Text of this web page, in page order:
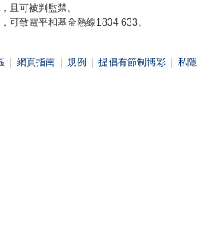
且可被判監禁。
可致電平和基金熱線1834 633。
網頁指南 規例 提倡有節制博彩 私